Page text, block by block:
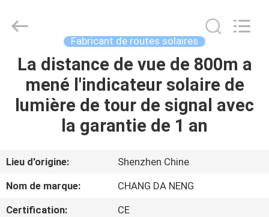
MAISON
DES
PRODUITS
À
PROPOS
DE
Technology
Fabricant de routes solaires
La distance de vue de 800m a
mené l'indicateur solaire de
lumière de tour de signal avec
la garantie de 1 an
Lieu d'origine:
Shenzhen Chine
Nom de marque:
CHANG DA NENG
Certification:
CE